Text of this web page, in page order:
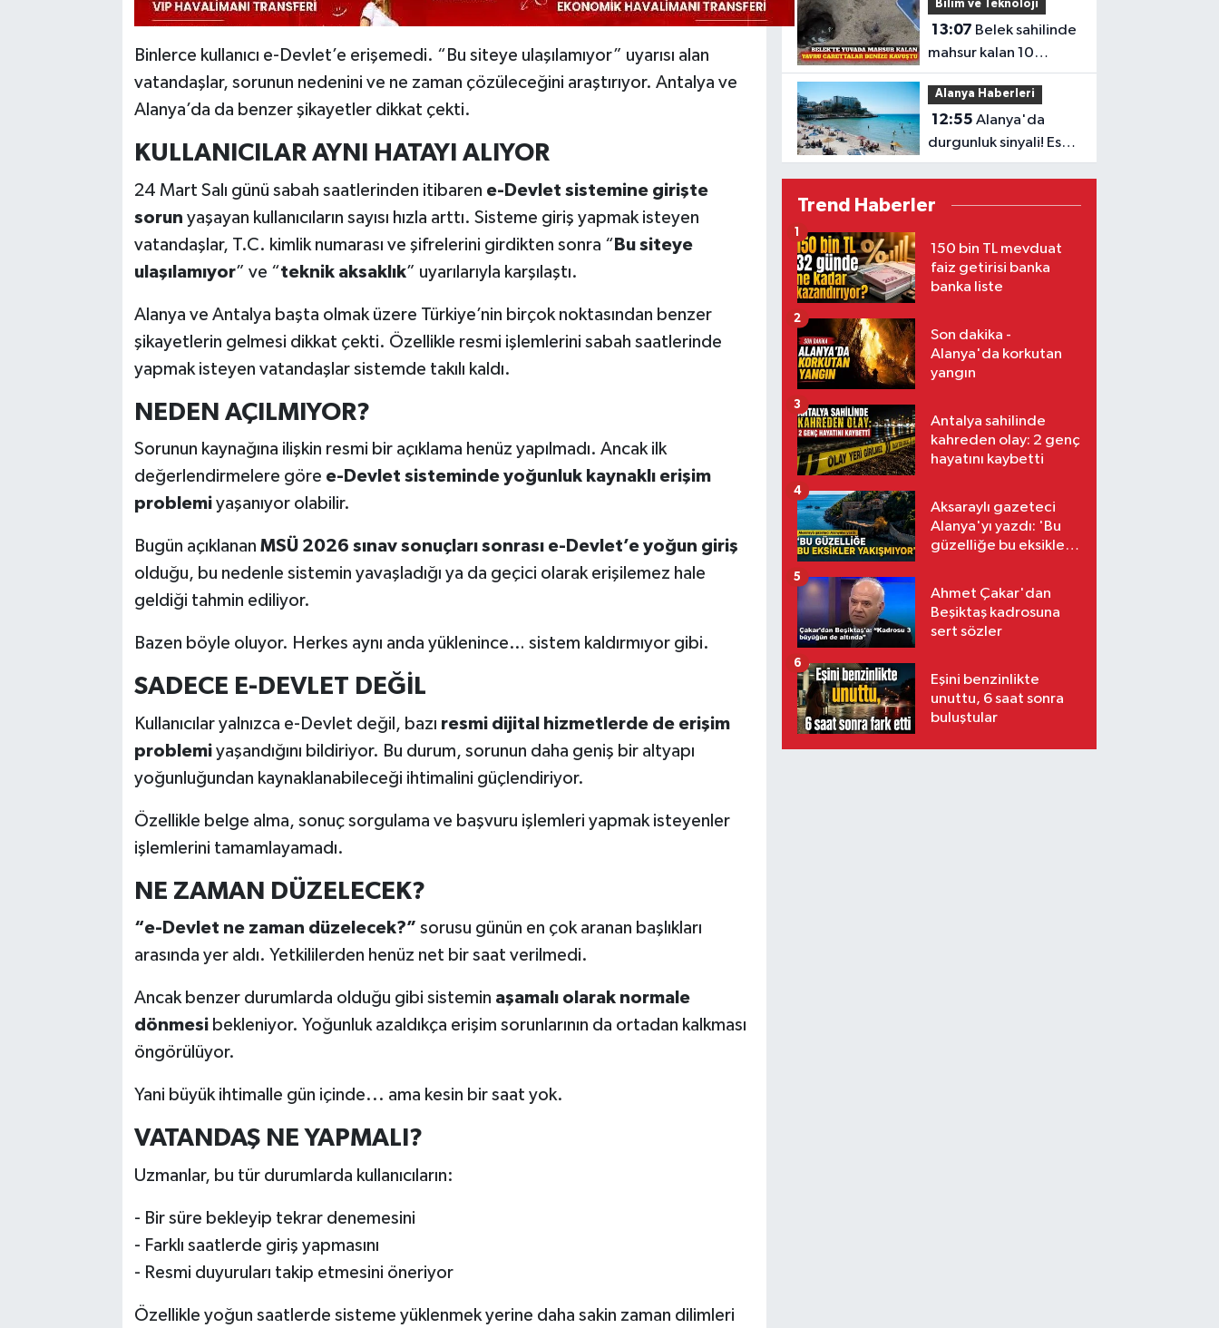
Binlerce kullanıcı e-Devlet’e erişemedi. “Bu siteye ulaşılamıyor” uyarısı alan
vatandaşlar, sorunun nedenini ve ne zaman çözüleceğini araştırıyor. Antalya ve
Alanya’da da benzer şikayetler dikkat çekti.
KULLANICILAR AYNI HATAYI ALIYOR
24 Mart Salı günü sabah saatlerinden itibaren e-Devlet sistemine girişte
sorun yaşayan kullanıcıların sayısı hızla arttı. Sisteme giriş yapmak isteyen
vatandaşlar, T.C. kimlik numarası ve şifrelerini girdikten sonra “ Bu siteye
ulaşılamıyor” ve “teknik aksaklık” uyarılarıyla karşılaştı.
Alanya ve Antalya başta olmak üzere Türkiye’nin birçok noktasından benzer
şikayetlerin gelmesi dikkat çekti. Özellikle resmi işlemlerini sabah saatlerinde
yapmak isteyen vatandaşlar sistemde takılı kaldı.
NEDEN AÇILMIYOR?
Sorunun kaynağına ilişkin resmi bir açıklama henüz yapılmadı. Ancak ilk
değerlendirmelere göre e-Devlet sisteminde yoğunluk kaynaklı erişim
problemiyaşanıyor olabilir.
Bugün açıklanan MSÜ 2026 sınav sonuçları sonrası e-Devlet’e yoğun giriş
olduğu, bu nedenle sistemin yavaşladığı ya da geçici olarak erişilemez hale
geldiği tahmin ediliyor.
Bazen böyle oluyor. Herkes aynı anda yüklenince… sistem kaldırmıyor gibi.
SADECE E-DEVLET DEĞİL
Kullanıcılar yalnızca e-Devlet değil, bazı resmi dijital hizmetlerde de erişim
problemiyaşandığını bildiriyor. Bu durum, sorunun daha geniş bir altyapı
yoğunluğundan kaynaklanabileceği ihtimalini güçlendiriyor.
Özellikle belge alma, sonuç sorgulama ve başvuru işlemleri yapmak isteyenler
işlemlerini tamamlayamadı.
NE ZAMAN DÜZELECEK?
“e-Devlet ne zaman düzelecek?” sorusu günün en çok aranan başlıkları
arasında yer aldı. Yetkililerden henüz net bir saat verilmedi.
Ancak benzer durumlarda olduğu gibi sistemin aşamalı olarak normale
dönmesibekleniyor. Yoğunluk azaldıkça erişim sorunlarının da ortadan kalkması
öngörülüyor.
Yani büyük ihtimalle gün içinde... ama kesin bir saat yok.
VATANDAŞ NE YAPMALI?
Uzmanlar, bu tür durumlarda kullanıcıların:
- Bir süre bekleyip tekrar denemesini
- Farklı saatlerde giriş yapmasını
- Resmi duyuruları takip etmesini öneriyor
Özellikle yoğun saatlerde sisteme yüklenmek yerine daha sakin zaman dilimleri
Bilim ve Teknoloji
13:07
mahsur kalan 10
caretta denize ulaştı
Alanya Haberleri
12:55 Alanya'da
durgunluk sinyali! Eski
Bakan Yücel: 'Destek
sorununa çözüm
Trend Haberler
150 bin TL mevduat
faiz getirisi banka
banka liste
1
Son dakika -
Alanya'da korkutan
yangın
2
Antalya sahilinde
kahreden olay: 2 genç
hayatını kaybetti
3
Aksaraylı gazeteci
Alanya'yı yazdı: 'Bu
güzelliğe bu eksikler
4
Ahmet Çakar'dan
Beşiktaş kadrosuna
sert sözler
5
Eşini benzinlikte
unuttu, 6 saat sonra
buluştular
6